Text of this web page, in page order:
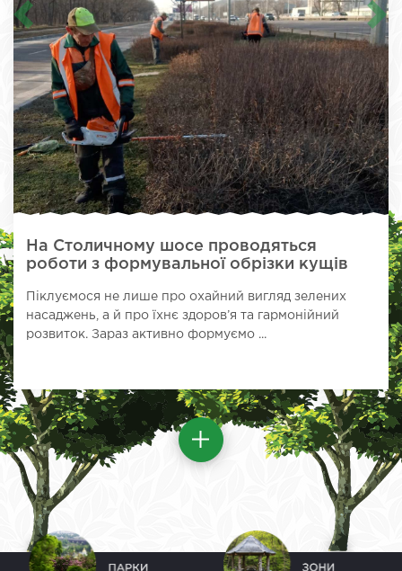
На Столичному шосе проводяться
роботи з формувальної обрізки кущів
Піклуємося не лише про охайний вигляд зелених
насаджень, а й про їхнє здоров’я та гармонійний
розвиток. Зараз активно формуємо ...